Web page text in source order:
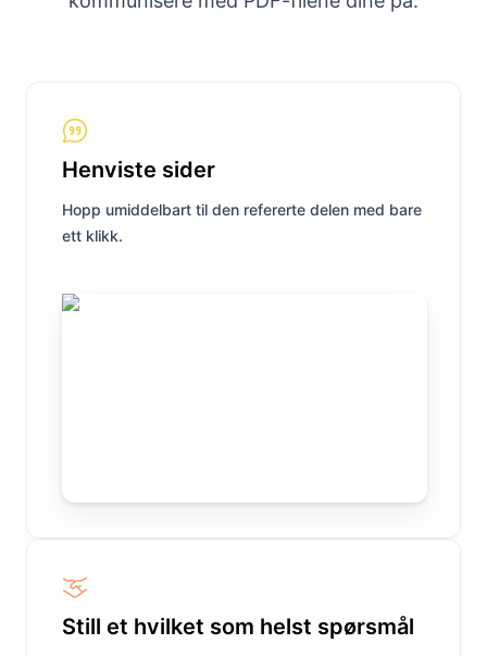
Henviste sider
Hopp umiddelbart til den refererte delen med bare
ett klikk.
Still et hvilket som helst spørsmål